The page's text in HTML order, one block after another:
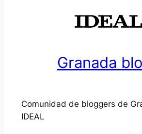
Granada
Comunidad de bloggers de
IDEAL